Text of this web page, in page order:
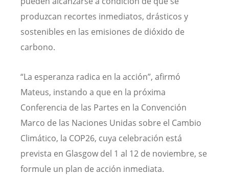
produzcan recortes inmediatos, drásticos y
sostenibles en las emisiones de dióxido de
carbono.
“La esperanza radica en la acción”, afirmó
Mateus, instando a que en la próxima
Conferencia de las Partes en la Convención
Marco de las Naciones Unidas sobre el Cambio
Climático, la COP26, cuya celebración está
prevista en Glasgow del 1 al 12 de noviembre, se
formule un plan de acción inmediata.